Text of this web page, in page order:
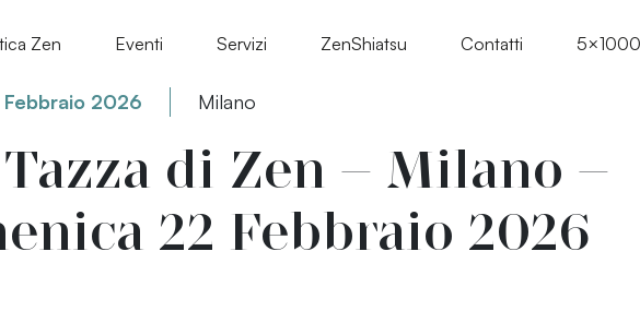
Zen Eventi Servizi ZenShiatsu Contatti 5×1000
Febbraio 2026 Milano
di Zen – Milano –
22 Febbraio 2026